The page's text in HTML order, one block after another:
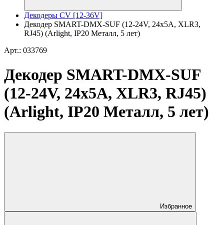
Декодеры CV [12-36V]
Декодер SMART-DMX-SUF (12-24V, 24x5A, XLR3,
RJ45) (Arlight, IP20 Металл, 5 лет)
Арт.: 033769
Декодер SMART-DMX-SUF
(12-24V, 24x5A, XLR3, RJ45)
(Arlight, IP20 Металл, 5 лет)
Избранное